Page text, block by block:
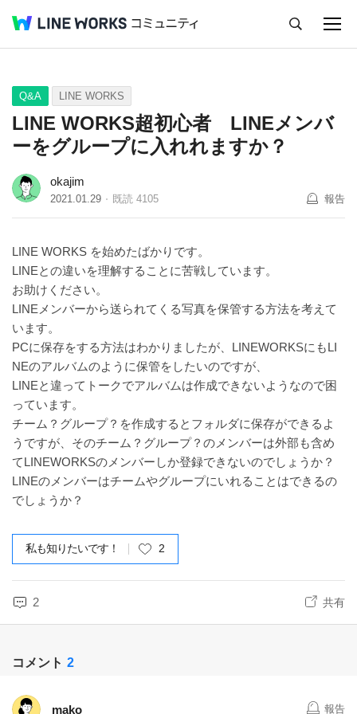
Q&A Tips Ideas
Q&A LINE WORKS
LINE WORKS超初心者 LINEメンバ
ーをグループに入れれますか？
okajim
2021.01.29 既読 4105 報告
LINE WORKS を始めたばかりです。
LINEとの違いを理解することに苦戦しています。
お助けください。
LINEメンバーから送られてくる写真を保管する方法を考えて
います。
PCに保存をする方法はわかりましたが、LINEWORKSにもLI
NEのアルバムのように保管をしたいのですが、
LINEと違ってトークでアルバムは作成できないようなので困
っています。
チーム？グループ？を作成するとフォルダに保存ができるよ
うですが、そのチーム？グループ？のメンバーは外部も含め
てLINEWORKSのメンバーしか登録できないのでしょうか？
LINEのメンバーはチームやグループにいれることはできるの
でしょうか？
私も知りたいです！ 2
2 共有
コメント 2
mako 報告